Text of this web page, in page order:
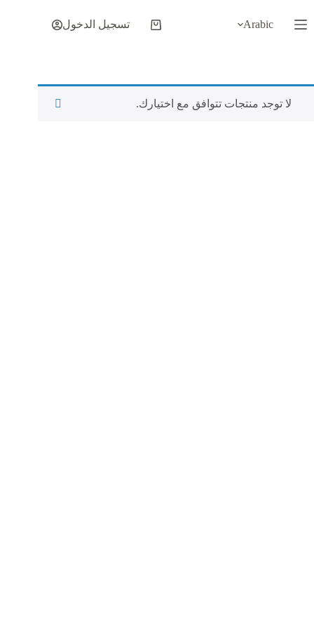
إلى
المحتوى
Arabic
عربة
تسجيل الدخول
لا توجد منتجات تتوافق مع اختيارك.